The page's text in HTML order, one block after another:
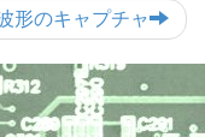
形のキャプチャ